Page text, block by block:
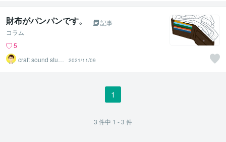
財布がパンパンです。
記事
コラム
5
craft sound studi
2021/11/09
1
3 件中 1 - 3 件